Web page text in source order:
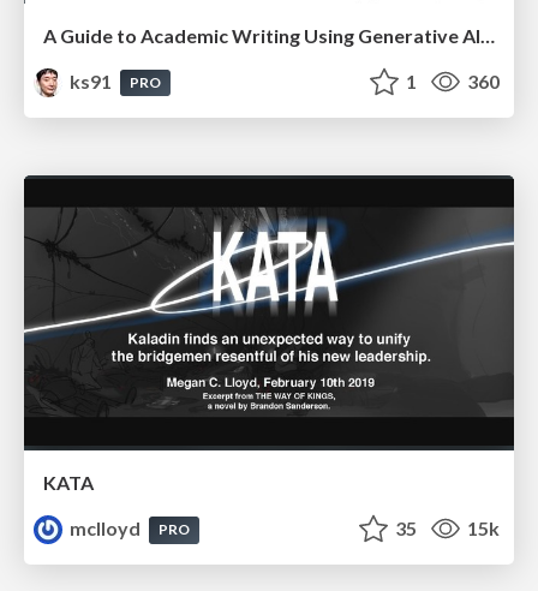
A Guide to Academic Writing Using Generative AI - A Workshop
ks91
PRO 1 360
KATA
mclloyd
PRO 35 15k